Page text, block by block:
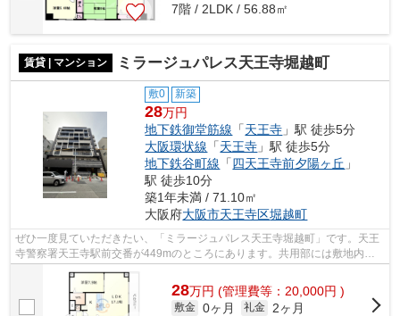
7階 / 2LDK / 56.88㎡
賃貸 | マンション ミラージュパレス天王寺堀越町
敷0 新築
28万円
地下鉄御堂筋線 「天王寺 」駅 徒歩5分
大阪環状線 「天王寺 」駅 徒歩5分
地下鉄谷町線 「四天王寺前夕陽ヶ丘 」
駅 徒歩10分
築1年未満 / 71.10㎡
大阪府大阪市天王寺区堀越町
ぜひ一度見ていただきたい、「ミラージュパレス天王寺堀越町」です。天王
寺警察署天王寺駅前交番が449mのところにあります。共用部には敷地内ご
み置き場・エレベータなどが揃っており...
28万円 (管理費等：20,000円 )
敷金 0ヶ月 礼金
2ヶ月